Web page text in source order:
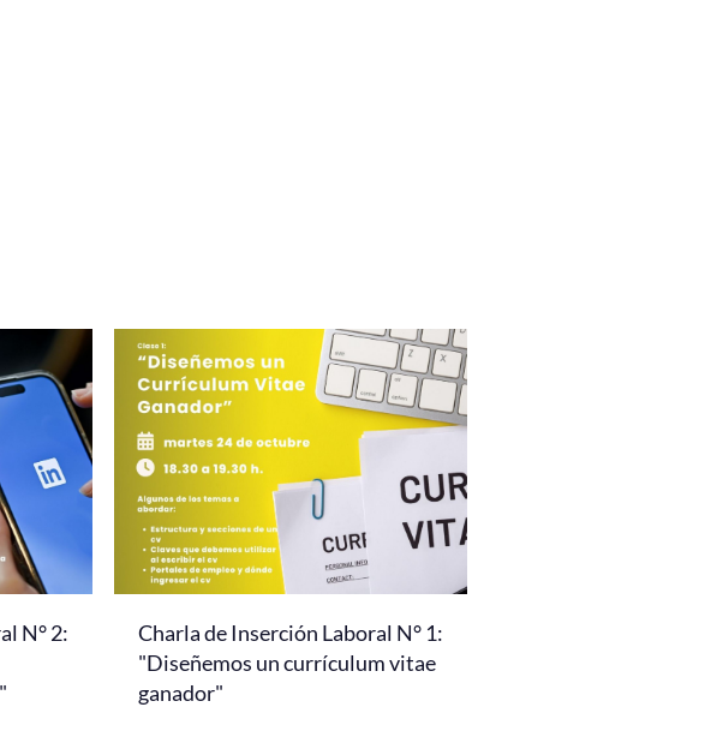
N° 2:
Charla de Inserción Laboral N° 1:
"Diseñemos un currículum vitae
ganador"